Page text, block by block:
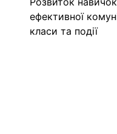
ефективної
класи та події